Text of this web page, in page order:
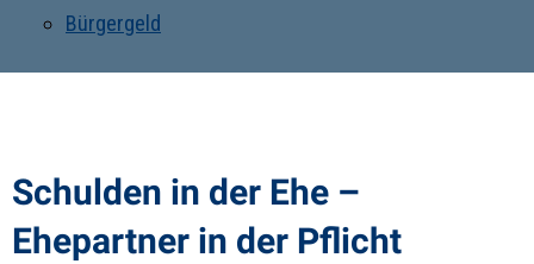
Bürgergeld
Schulden in der Ehe –
Ehepartner in der Pflicht